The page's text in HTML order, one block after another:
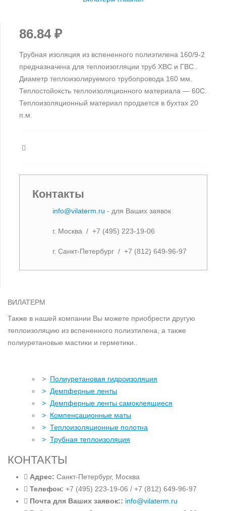
86.84₽
Трубная изоляция из вспененного полиэтилена 160/9-2
предназначена для теплоизогляции труб ХВС и ГВС..
Диаметр теплоизолируемого трубопровода 160 мм.
Теплостойоксть теплоизоляционного материала — 60С.
Теплоизоляционный материал продается в бухтах 20
п.м.
Контакты
info@vilaterm.ru - для Ваших заявок
г. Москва / +7 (495) 223-19-06
г. Санкт-Петербург / +7 (812) 649-96-97
ВИЛАТЕРМ
Также в нашей компании Вы можете приобрести другую
теплоизоляцию из вспененного полиэтилена, а также
полиуретановые мастики и герметики..
> Полиуретановая гидроизоляция
> Демпферные ленты
> Демпферные ленты самоклеящиеся
> Компенсационные маты
> Теплоизоляционные полотна
> Трубная теплоизоляция
КОНТАКТЫ
Адрес: Санкт-Петербург, Москва
Телефон: +7 (495) 223-19-06 / +7 (812) 649-96-97
Почта для Ваших заявок:: info@vilaterm.ru